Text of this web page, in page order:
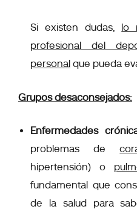
Si existen dudas, lo
profesional del
personal que pueda
Grupos desaconsejados:
Enfermedades
problemas de
hipertensión) o
fundamental que
de la salud para